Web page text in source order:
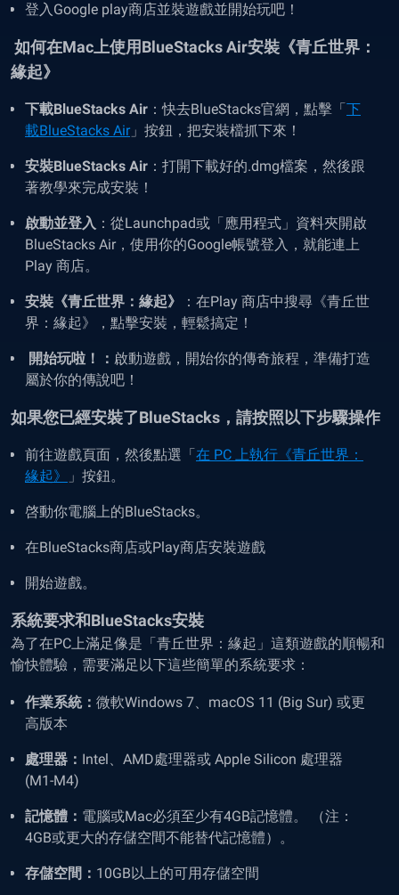
登入Google play商店並裝遊戲並開始玩吧！
如何在Mac上使用BlueStacks Air安裝《青丘世界：
緣起》
下載BlueStacks Air ：快去BlueStacks官網，點擊「下
載BlueStacks Air」按鈕，把安裝檔抓下來！
安裝BlueStacks Air ：打開下載好的.dmg檔案，然後跟
著教學來完成安裝！
啟動並登入 ：從Launchpad或「應用程式」資料夾開啟
BlueStacks Air，使用你的Google帳號登入，就能連上
Play 商店。
安裝《青丘世界：緣起》 ：在Play 商店中搜尋《青丘世
界：緣起》，點擊安裝，輕鬆搞定！
開始玩啦！： 啟動遊戲，開始你的傳奇旅程，準備打造
屬於你的傳說吧！
如果您已經安裝了BlueStacks，請按照以下步驟操作
前往遊戲頁面，然後點選「在 PC 上執行《青丘世界：
緣起》
」按鈕。
啓動你電腦上的BlueStacks。
在BlueStacks商店或Play商店安裝遊戲
開始遊戲。
系統要求和BlueStacks安裝
為了在PC上滿足像是 「青丘世界：緣起 」這類遊戲的順暢和
愉快體驗，需要滿足以下這些簡單的系統要求：
作業系統： 微軟Windows 7、macOS 11 (Big Sur) 或更
高版本
處理器： Intel、 AMD處理器或 Apple Silicon 處理器
(M1-M4)
記憶體： 電腦或Mac必須至少有4GB記憶體。
（注：
4GB或更大的存儲空間不能替代記憶體）。
存儲空間： 10GB以上的可用存儲空間